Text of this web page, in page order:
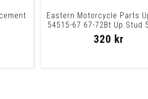
Eastern Motorcycle Parts
54515-67 67-72Bt Up.Stud
67 67-
320 kr